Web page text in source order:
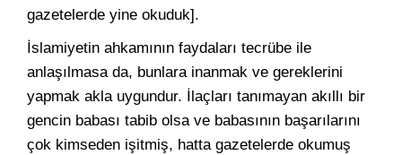
gazetelerde yine okuduk].
İslamiyetin ahkamının faydaları tecrübe ile
anlaşılmasa da, bunlara inanmak ve gereklerini
yapmak akla uygundur. İlaçları tanımayan akıllı bir
gencin babası tabib olsa ve babasının başarılarını
çok kimseden işitmiş, hatta gazetelerde okumuş